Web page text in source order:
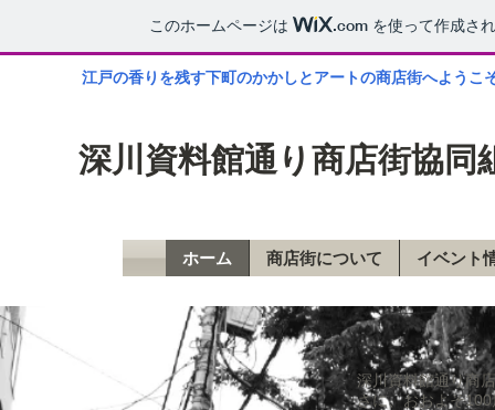
このホームページは .comを使って作成さ
江戸の香りを残す下町のかかしとアートの商店街へようこ
深川資料館通り商店街協同
ホーム 商店街について イベント
深川資料館通り商
さに、おおよそ